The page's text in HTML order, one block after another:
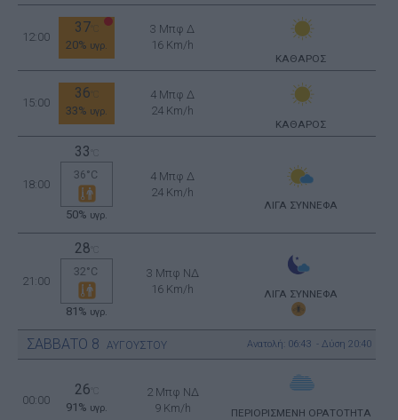
12:00
37
20% υγρ.
3 Μπφ Δ
16 Km/h
ΚΑΘΑΡΟΣ
15:00
36
33% υγρ.
4 Μπφ Δ
24 Km/h
ΚΑΘΑΡΟΣ
18:00
33
36°C
50% υγρ.
4 Μπφ Δ
24 Km/h
ΛΙΓΑ ΣΥΝΝΕΦΑ
21:00
28
32°C
81% υγρ.
3 Μπφ ΝΔ
16 Km/h
ΛΙΓΑ ΣΥΝΝΕΦΑ
ΣΑΒΒΑΤΟ 8 ΑΥΓΟΥΣΤΟΥ Ανατολή: 06:43 - Δύση 20:40
00:00
26
91% υγρ.
2 Μπφ ΝΔ
9 Km/h
ΠΕΡΙΟΡΙΣΜΕΝΗ ΟΡΑΤΟΤΗΤΑ